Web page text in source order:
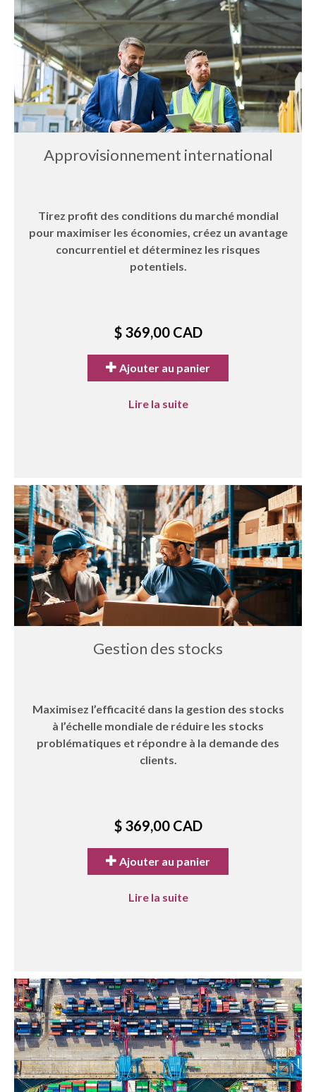
Approvisionnement international
Tirez profit des conditions du marché mondial
pour maximiser les économies, créez un avantage
concurrentiel et déterminez les risques
potentiels.
$ 369,00 CAD
Ajouter au panier
Lire la suite
Gestion des stocks
Maximisez l’efficacité dans la gestion des stocks
à l’échelle mondiale de réduire les stocks
problématiques et répondre à la demande des
clients.
$ 369,00 CAD
Ajouter au panier
Lire la suite